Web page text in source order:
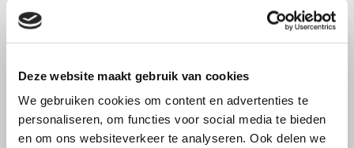
Deze website maakt gebruik van cookies
We gebruiken cookies om content en advertenties te
personaliseren, om functies voor social media te bieden
en om ons websiteverkeer te analyseren. Ook delen we
Abonneren via e-mail